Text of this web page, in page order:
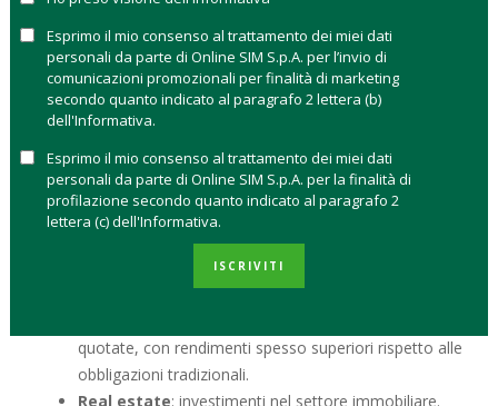
COSA SONO E COME FUNZIONANO I
MERCATI PRIVATI
Con “mercati privati” si intendono tutti gli investimenti
che non transitano su mercati regolamentati
Borsa Italiana, Nasdaq o NYSE. In altre parole, tutto ciò che
non è quotato in borsa.
Tra le principali asset class dei mercati privati troviamo:
: finanziare aziende non quotate per
aumentarne il valore e rivenderle a un prezzo maggiore.
quotate, con rendimenti spesso superiori rispetto alle
obbligazioni tradizionali.
Real estate: investimenti nel settore immobiliare.
Esprimo il mio consenso al trattamento dei miei dati
personali da parte di Online SIM S.p.A. per l’invio di
comunicazioni promozionali per finalità di marketing
secondo quanto indicato al paragrafo 2 lettera (b)
dell'Informativa.
Esprimo il mio consenso al trattamento dei miei dati
personali da parte di Online SIM S.p.A. per la finalità di
profilazione secondo quanto indicato al paragrafo 2
lettera (c) dell'Informativa.
ISCRIVITI